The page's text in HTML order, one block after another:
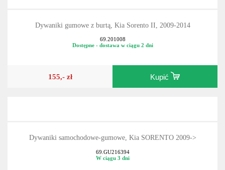
Dywaniki gumowe z burtą, Kia Sorento II, 2009-2014
69.201008
Dostępne - dostawa w ciągu 2 dni
155,- zł Kupić
Dywaniki samochodowe-gumowe, Kia SORENTO 2009->
69.GU216394
W ciągu 3 dni